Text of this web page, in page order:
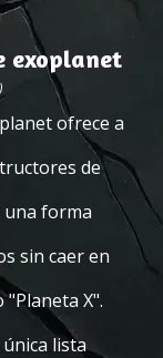
exoplanet
ofrece a
de
una forma
sin caer en
X".
lista